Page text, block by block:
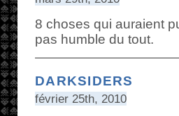
8 choses qui auraient
pas humble du tout.
DARKSIDERS
février 25th, 2010